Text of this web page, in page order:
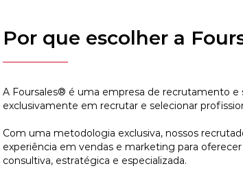
Por que escolher a
A Foursales® é uma empresa de recrutamento e
exclusivamente em recrutar e selecionar
Com uma metodologia exclusiva, nossos
experiência em vendas e marketing para
consultiva, estratégica e especializada.